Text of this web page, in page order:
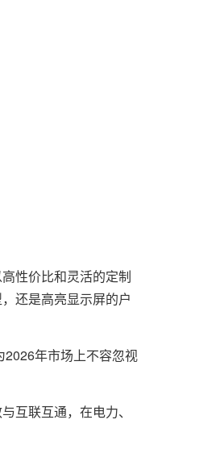
性价比和灵活的定制
还是高亮显示屏的户
年市场上不容忽视
互联互通，在电力、